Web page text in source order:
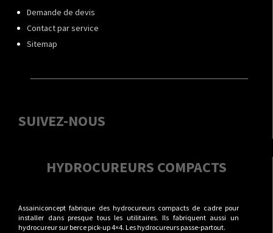
Demande de devis
Contact par service
Sitemap
SUIVEZ-NOUS
HYDROCUREURS COMPACTS
Assainiconcept fabrique des hydrocureurs compacts de cadre pour
installer dans presque tous les utilitaires. Ils fabriquent aussi un
hydrocureur sur berce pick-up 4×4. Les hydrocureurs passe-partout.